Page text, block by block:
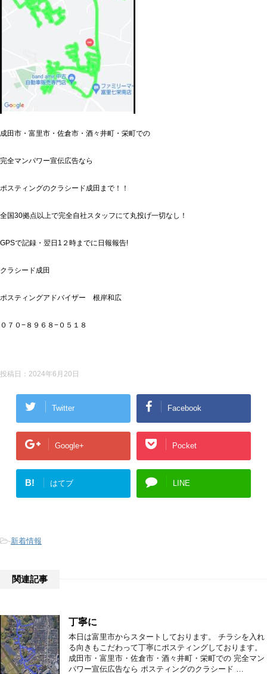
成田市・富里市・佐倉市・酒々井町・栄町での
完全マンパワー宣伝広告なら
ポスティングのクラシード成田まで！！
全国30拠点以上で完全自社スタッフにて丸投げ一切なし！
GPSで記録・翌日1２時までに日報報告!
クラシード成田
ポスティングアドバイザー 根岸和広
０７０−８９６８−０５１８
投稿日： 2024年6月20日
Twitter Facebook
Google+ Pocket
B! はてブ LINE
-新着情報
関連記事
丁寧に
本日は富里市からスタートしております。 チラシを入れ
る向きもこだわって丁寧にポスティングしております。
成田市・富里市・佐倉市・酒々井町・栄町での 完全マン
パワー宣伝広告なら ポスティングのクラシード …